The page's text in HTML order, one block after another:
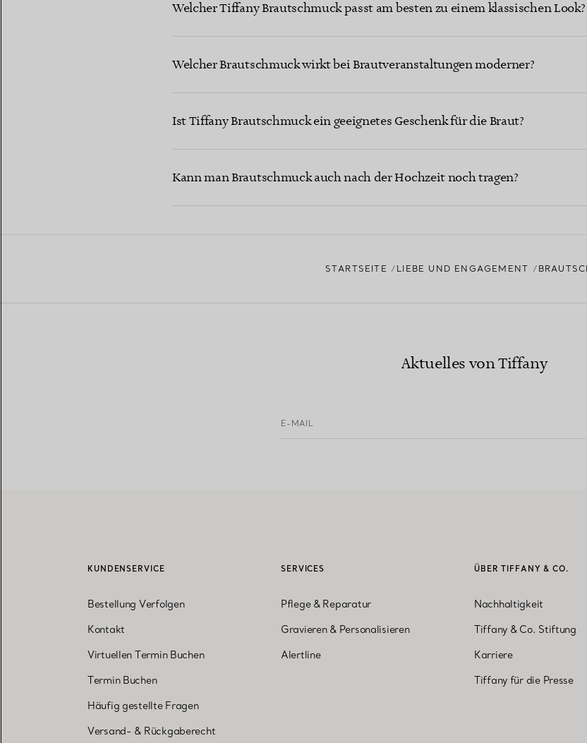
Welcher Tiffany Brautschmuck passt am besten zu einem klassischen Look?
Welcher Brautschmuck wirkt bei Brautveranstaltungen moderner?
Ist Tiffany Brautschmuck ein geeignetes Geschenk für die Braut?
Kann man Brautschmuck auch nach der Hochzeit noch tragen?
STARTSEITE LIEBE UND ENGAGEMENT
Aktuelles von Tiffany
E-MAIL
KUNDENSERVICE
Bestellung Verfolgen
Kontakt
Virtuellen Termin Buchen
Termin Buchen
Häufig gestellte Fragen
Versand- & Rückgaberecht
SERVICES
Pflege & Reparatur
Gravieren & Personalisieren
Alertline
ÜBER TIFFANY & CO.
Nachhaltigkeit
Tiffany & Co. Stiftung
Karriere
Tiffany für die Presse